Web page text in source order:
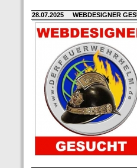
28.07.2025 WEBDESIGNER